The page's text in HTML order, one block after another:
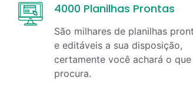
4000 Planilhas Prontas
São milhares de planilhas
e editáveis a sua disposição,
certamente você achará o que
procura.